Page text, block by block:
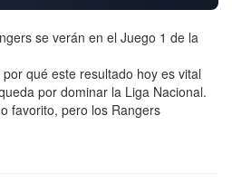
se verán en el Juego 1 de la
qué este resultado hoy es vital
por dominar la Liga Nacional.
favorito, pero los Rangers